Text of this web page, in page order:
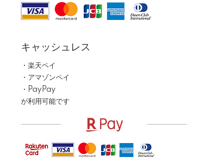
キャッシュレス
・楽天ペイ
・アマゾンペイ
・PayPay
が利用可能です